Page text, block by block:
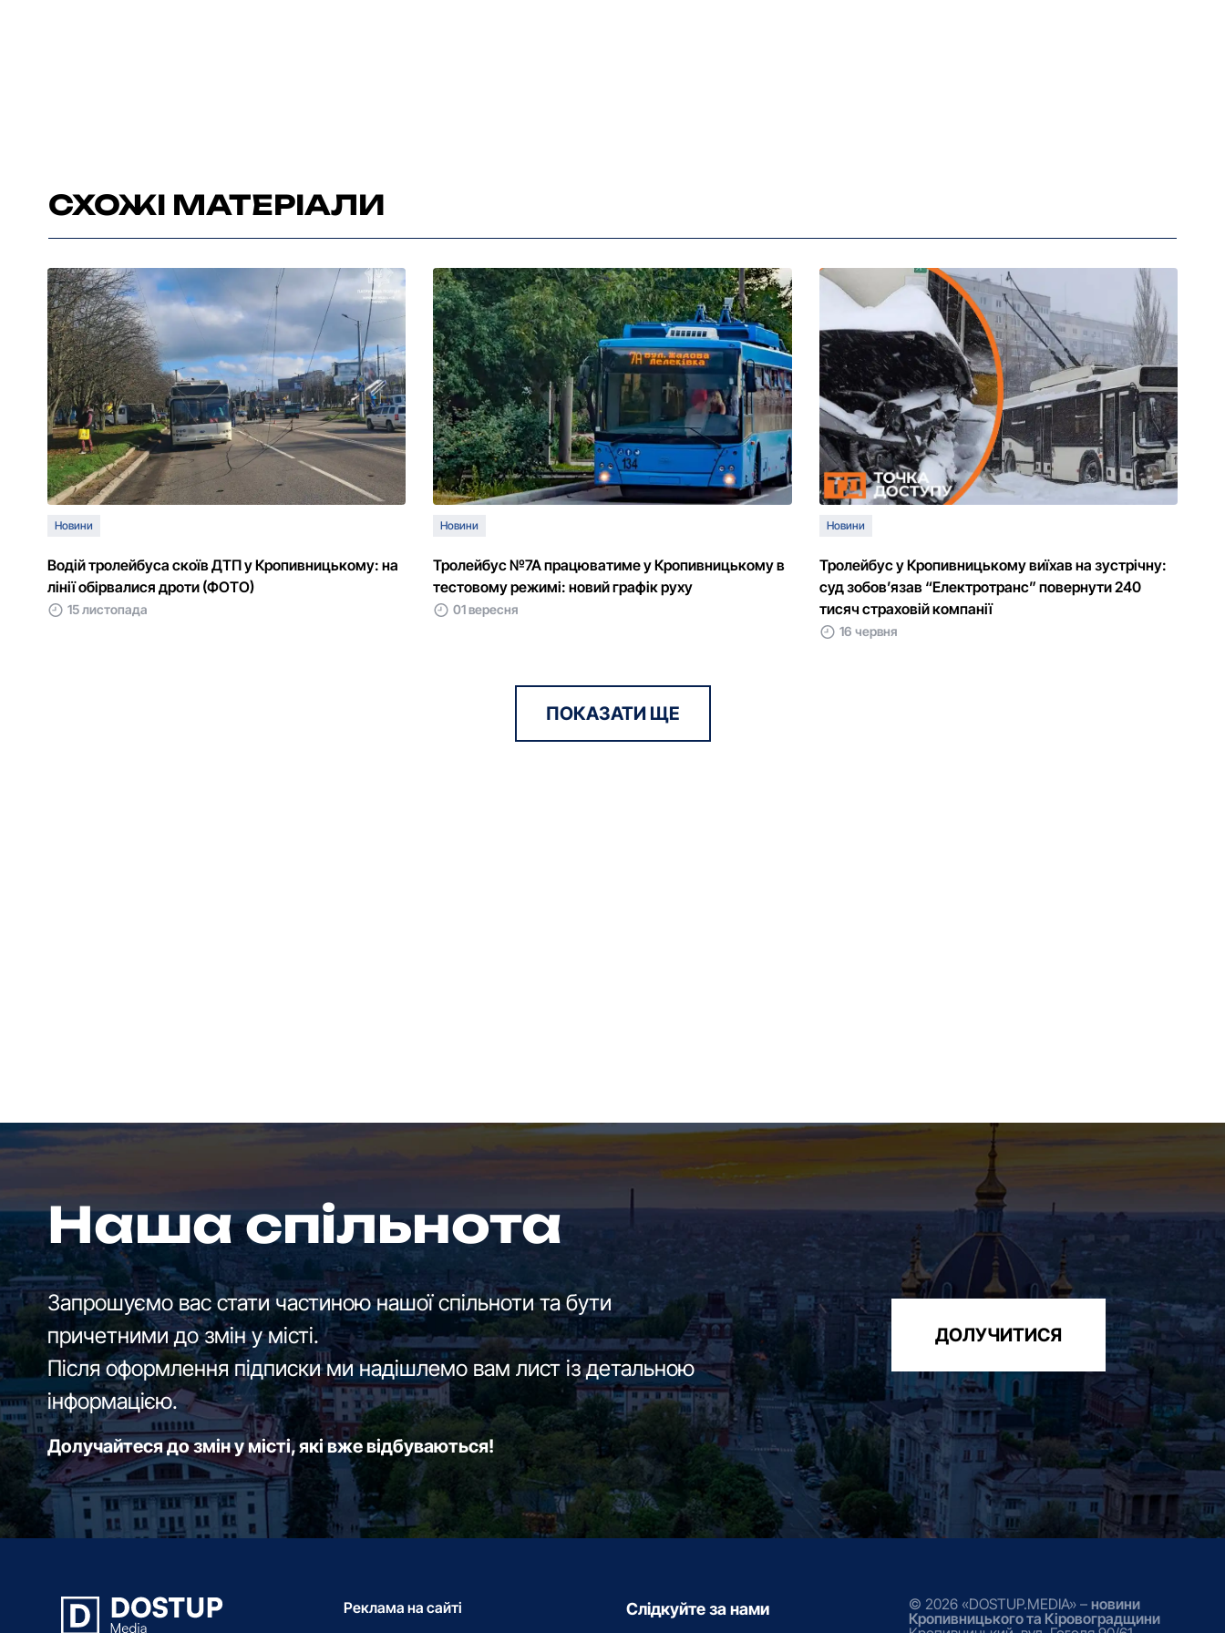
СХОЖІ МАТЕРІАЛИ
Новини
Водій тролейбуса скоїв ДТП у Кропивницькому: на
лінії обірвалися дроти (ФОТО)
15 листопада
Новини
Тролейбус №7А працюватиме у Кропивницькому в
тестовому режимі: новий графік руху
01 вересня
Новини
Тролейбус у Кропивницькому виїхав на зустрічну:
суд зобов’язав “Електротранс” повернути 240
тисяч страховій компанії
16 червня
ПОКАЗАТИ ЩЕ
Наша спільнота
Запрошуємо вас стати частиною нашої спільноти та бути
причетними до змін у місті.
Після оформлення підписки ми надішлемо вам лист із детальною
інформацією.
Долучайтеся до змін у місті, які вже відбуваються!
ДОЛУЧИТИСЯ
Реклама на сайті Слідкуйте за нами © 2026 «DOSTUP.MEDIA» – новини
Кропивницького та Кіровоградщини